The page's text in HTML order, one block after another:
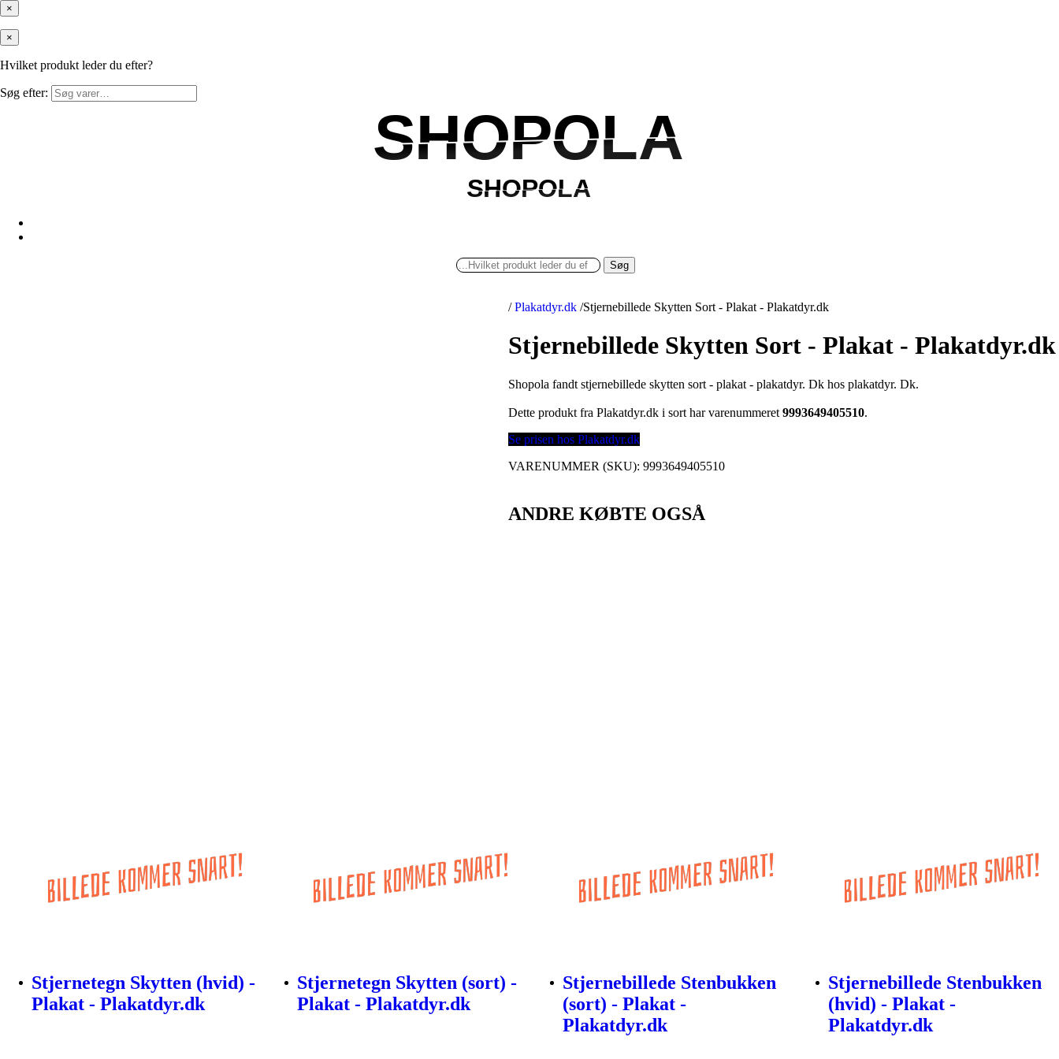
×
×
Hvilket produkt leder du efter?
Søg efter:
SHOPOLA
SHOPOLA
SHOPOLA
SHOPOLA
Søg
/ Plakatdyr.dk /Stjernebillede Skytten Sort - Plakat - Plakatdyr.dk
Stjernebillede Skytten Sort - Plakat - Plakatdyr.dk
Shopola fandt stjernebillede skytten sort - plakat - plakatdyr. Dk hos plakatdyr. Dk.
Dette produkt fra Plakatdyr.dk i sort har varenummeret9993649405510.
Se prisen hos Plakatdyr.dk
VARENUMMER (SKU):9993649405510
ANDRE KØBTE OGSÅ
Stjernetegn Skytten (hvid) -
Plakat - Plakatdyr.dk
Stjernetegn Skytten (sort) -
Plakat - Plakatdyr.dk
Stjernebillede Stenbukken
(sort) - Plakat -
Plakatdyr.dk
Stjernebillede Stenbukken
(hvid) - Plakat -
Plakatdyr.dk